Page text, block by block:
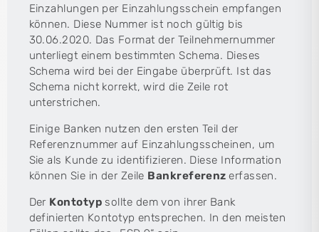
Einzahlungen per Einzahlungsschein empfangen
können. Diese Nummer ist noch gültig bis
30.06.2020. Das Format der Teilnehmernummer
unterliegt einem bestimmten Schema. Dieses
Schema wird bei der Eingabe überprüft. Ist das
Schema nicht korrekt, wird die Zeile rot
unterstrichen.
Einige Banken nutzen den ersten Teil der
Referenznummer auf Einzahlungsscheinen, um
Sie als Kunde zu identifizieren. Diese Information
können Sie in der Zeile Bankreferenzerfassen.
Der Kontotypsollte dem von ihrer Bank
definierten Kontotyp entsprechen. In den meisten